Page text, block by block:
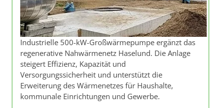
Industrielle 500-kW-Großwärmepumpe ergänzt das
regenerative Nahwärmenetz Haselund. Die Anlage
steigert Effizienz, Kapazität und
Versorgungssicherheit und unterstützt die
Erweiterung des Wärmenetzes für Haushalte,
kommunale Einrichtungen und Gewerbe.